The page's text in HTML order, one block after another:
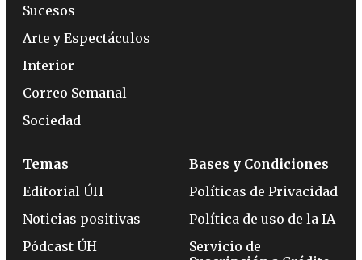
Sucesos
Arte y Espectáculos
Interior
Correo Semanal
Sociedad
Temas
Editorial ÚH
Noticias positivas
Pódcast ÚH
Bases y Condiciones
Políticas de Privacidad
Política de uso de la IA
Servicio de